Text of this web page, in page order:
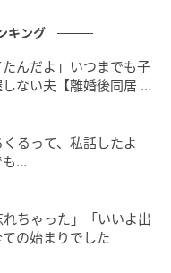
い女性だった。
『やまとなでしこ』
トドラマを多数手掛
奔放で強い女性を
。
になるタイプの女
、とても筆が乗って
外伝的なエピソー
い。
キング
たんだよ」いつまでも子
ない夫【離婚後同居 Vo
るって、私話したよ
も…
ちゃった」「いいよ出
の始まりでした